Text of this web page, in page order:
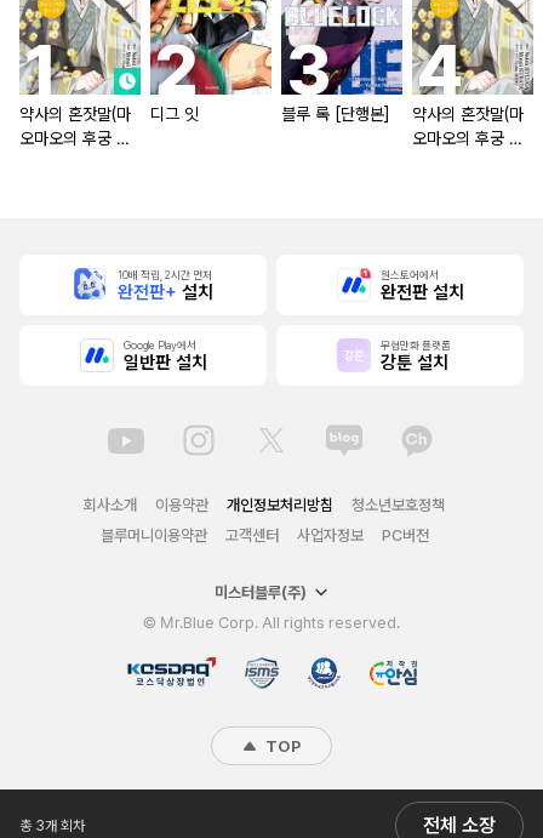
약사의 혼잣말(마
오마오의 후궁 수
디그 잇 블루 록 [단행본]
약사의 혼잣말(마
오마오의 후궁 수
총 3개 회차 전체 소장
10배 적립, 2시간 먼저
완전판+ 설치
원스토어에서
완전판 설치
Google Play에서
일반판 설치
무협만화 플랫폼
강툰 설치
회사소개 이용약관 개인정보처리방침
청소년보호정책
블루머니이용약관
고객센터 사업자정보 PC버전
미스터블루(주)
© Mr.Blue Corp. All rights reserved.
TOP